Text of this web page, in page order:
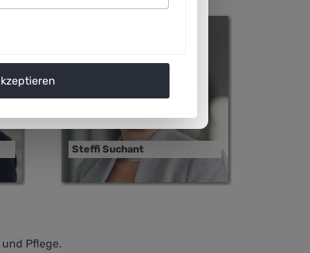
Steffi Suchant
Pflege.